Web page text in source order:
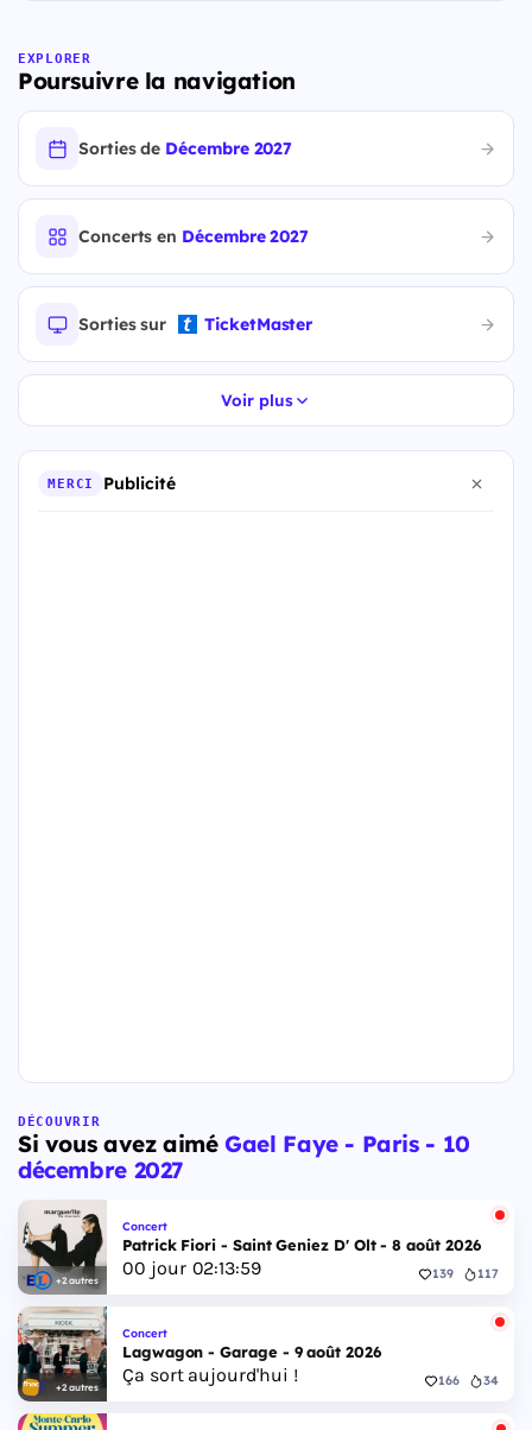
EXPLORER
Poursuivre la navigation
Sorties de Décembre 2027
Concerts en Décembre 2027
Sorties sur TicketMaster
Voir plus
MERCI Publicité
DÉCOUVRIR
Si vous avez aiméGael Faye - Paris - 10
décembre 2027
+2 autres
Concert
Patrick Fiori - Saint Geniez D' Olt - 8 août 2026
00 jour 02:13:58 139 117
+2 autres
Concert
Lagwagon - Garage - 9 août 2026
Ça sort aujourd'hui ! 166 34